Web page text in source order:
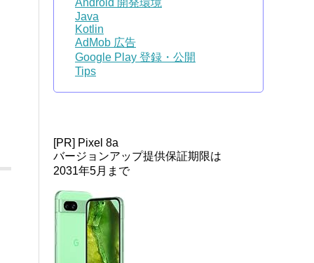
Android 開発環境
Java
Kotlin
AdMob 広告
Google Play 登録・公開
Tips
[PR] Pixel 8a
バージョンアップ提供保証期限は
2031年5月まで